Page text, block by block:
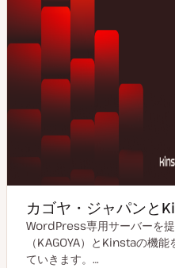
カゴヤ・ジャパンと
WordPress専用サーバーを
（KAGOYA）とKinstaの機
ていきます。…